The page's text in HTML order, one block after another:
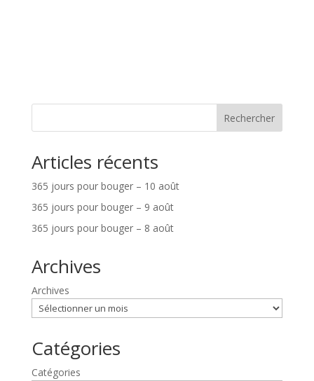
Rechercher
Articles récents
365 jours pour bouger – 10 août
365 jours pour bouger – 9 août
365 jours pour bouger – 8 août
Archives
Archives
Catégories
Catégories